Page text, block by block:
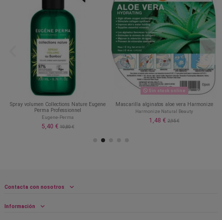
Spray volumen Collections Nature Eugene
Perma Professionnel
Eugene-Perma
5,40 €10,80 €
Sin stock online
Mascarilla alginatos aloe vera Harmonize
Harmonize Natural Beauty
1,48 € 2,95 €
Contacta con nosotros
Información